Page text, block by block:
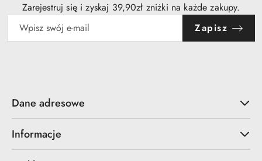
Zarejestruj się i zyskaj 39,90zł zniżki na każde zakupy.
Zapisz
Dane adresowe
Informacje